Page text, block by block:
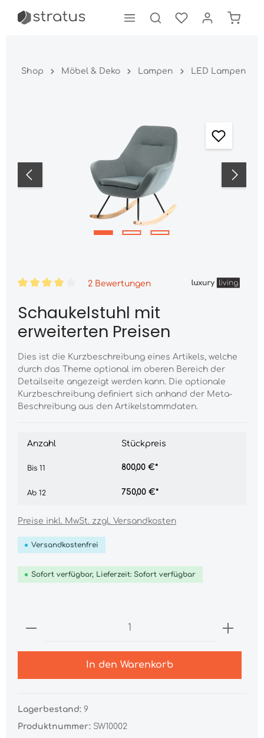
springen
Shop Möbel & Deko Lampen LED Lampen
2 Bewertungen
Schaukelstuhl mit
erweiterten Preisen
Dies ist die Kurzbeschreibung eines Artikels, welche
durch das Theme optional im oberen Bereich der
Detailseite angezeigt werden kann. Die optionale
Kurzbeschreibung definiert sich anhand der Meta-
Beschreibung aus den Artikelstammdaten.
Anzahl Stückpreis
Bis 11 800,00 €*
Ab 12 750,00 €*
Preise inkl. MwSt. zzgl. Versandkosten
Versandkostenfrei
Sofort verfügbar, Lieferzeit: Sofort verfügbar
In den Warenkorb
Lagerbestand: 9
Produktnummer: SW10002